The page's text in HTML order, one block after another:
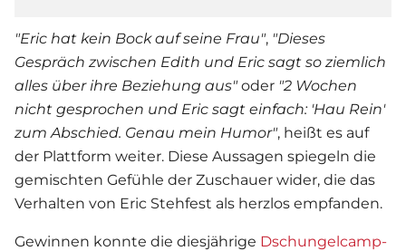
"Eric hat kein Bock auf seine Frau", "Dieses
Gespräch zwischen Edith und Eric sagt so ziemlich
alles über ihre Beziehung aus" oder "2 Wochen
nicht gesprochen und Eric sagt einfach: 'Hau Rein'
zum Abschied. Genau mein Humor", heißt es auf
der Plattform weiter. Diese Aussagen spiegeln die
gemischten Gefühle der Zuschauer wider, die das
Verhalten von Eric Stehfest als herzlos empfanden.
Gewinnen konnte die diesjährige Dschungelcamp-